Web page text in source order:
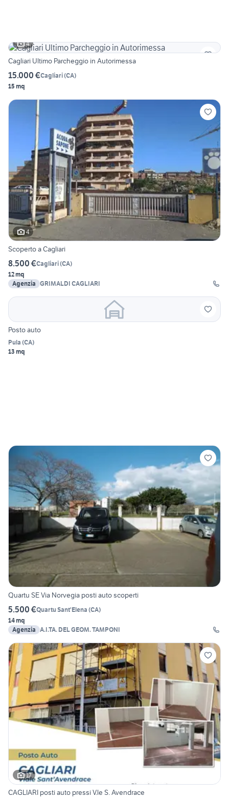
4
Cagliari Ultimo Parcheggio in Autorimessa
15.000 €Cagliari(CA)
15 mq
4
Scoperto a Cagliari
8.500 €Cagliari(CA)
12 mq
Agenzia GRIMALDI CAGLIARI
Posto auto
Pula (CA)
13 mq
Quartu SE Via Norvegia posti auto scoperti
5.500 €Quartu Sant'Elena (CA)
14 mq
Agenzia A.I.TA. DEL GEOM. TAMPONI
17
CAGLIARI posti auto pressi V.le S. Avendrace